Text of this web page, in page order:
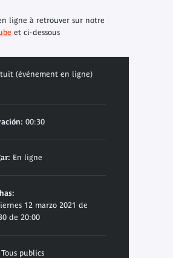
ligne à retrouver sur notre
et ci-dessous
(événement en ligne)
00:30
En ligne
12 marzo 2021 de
de 20:00
Tous publics